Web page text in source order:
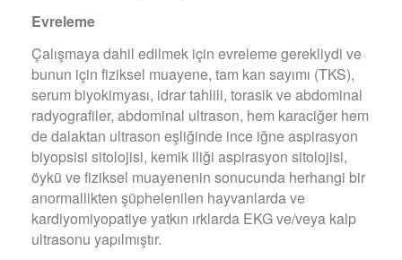
Evreleme
Çalışmaya dahil edilmek için evreleme gerekliydi ve
bunun için fiziksel muayene, tam kan sayımı (TKS),
serum biyokimyası, idrar tahlili, torasik ve abdominal
radyografiler, abdominal ultrason, hem karaciğer hem
de dalaktan ultrason eşliğinde ince iğne aspirasyon
biyopsisi sitolojisi, kemik iliği aspirasyon sitolojisi,
öykü ve fiziksel muayenenin sonucunda herhangi bir
anormallikten şüphelenilen hayvanlarda ve
kardiyomiyopatiye yatkın ırklarda EKG ve/veya kalp
ultrasonu yapılmıştır.